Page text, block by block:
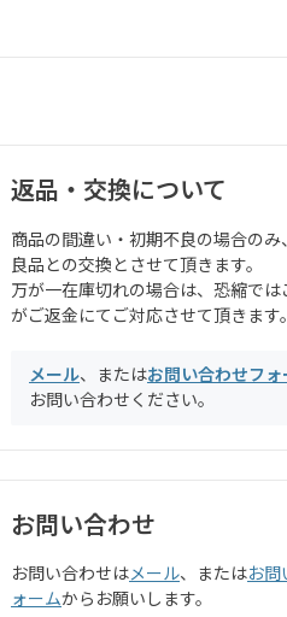
返品・交換について
商品の間違い・初期不良の場合のみ
良品との交換とさせて頂きます。
万が一在庫切れの場合は、恐縮では
がご返金にてご対応させて頂きます。
メール、またはお問い合わせフォ
お問い合わせください。
お問い合わせ
お問い合わせはメール、またはお問
ォームからお願いします。